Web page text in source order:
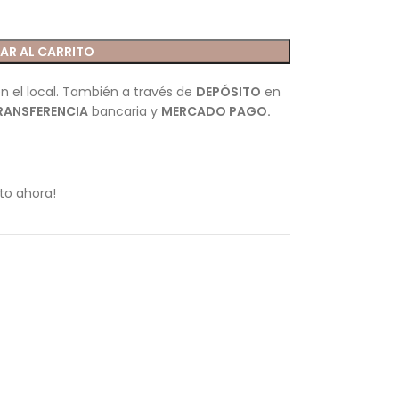
AL CARRITO
el local. También a través de DEPÓSITO en
bancaria y MERCADO PAGO.
ahora!